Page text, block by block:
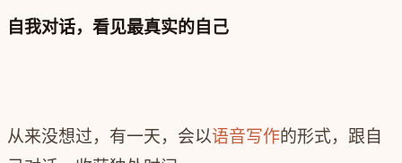
自我对话，看见最真实的自己
从来没想过，有一天，会以语音写作的形式，跟自